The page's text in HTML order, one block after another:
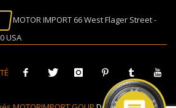
MOTOR IMPORT 66 West Flager Street -
USA